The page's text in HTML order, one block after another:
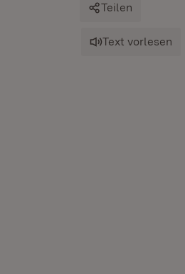
Teilen
Text vorlesen